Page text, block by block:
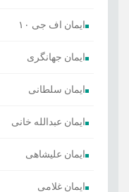
ایمان اف جی ۱۰
ایمان جهانگری
ایمان سلطانی
ایمان عبدالله خانی
ایمان علیشاهی
ایمان غلامی